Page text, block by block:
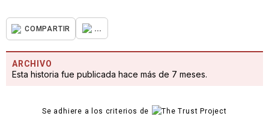
COMPARTIR ...
ARCHIVO
Esta historia fue publicada hace más de 7 meses.
Se adhiere a los criterios de